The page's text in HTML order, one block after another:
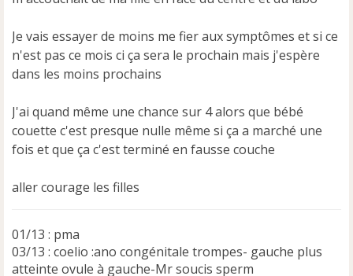
Je vais essayer de moins me fier aux symptômes et si ce
n'est pas ce mois ci ça sera le prochain mais j'espère
dans les moins prochains
J'ai quand même une chance sur 4 alors que bébé
couette c'est presque nulle même si ça a marché une
fois et que ça c'est terminé en fausse couche
aller courage les filles
01/13 : pma
03/13 : coelio :ano congénitale trompes- gauche plus
atteinte ovule à gauche-Mr soucis sperm